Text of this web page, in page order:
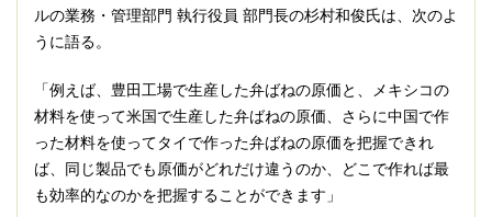
ルの業務・管理部門 執行役員 部門長の杉村和俊氏は、次のよ
うに語る。
「例えば、豊田工場で生産した弁ばねの原価と、メキシコの
材料を使って米国で生産した弁ばねの原価、さらに中国で作
った材料を使ってタイで作った弁ばねの原価を把握できれ
ば、同じ製品でも原価がどれだけ違うのか、どこで作れば最
も効率的なのかを把握することができます」